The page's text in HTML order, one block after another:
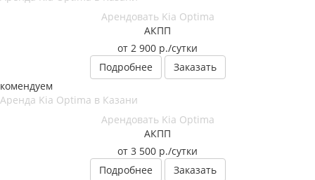
Арендовать Kia Optima
АКПП
от 2 900 р./сутки
Подробнее
Заказать
Арендовать Kia Optima
АКПП
от 3 500 р./сутки
Подробнее
Заказать